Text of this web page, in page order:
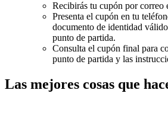
Recibirás tu cupón por correo
Presenta el cupón en tu
documento de identidad
punto de partida.
Consulta el cupón final para
punto de partida y las
Las mejores cosas que